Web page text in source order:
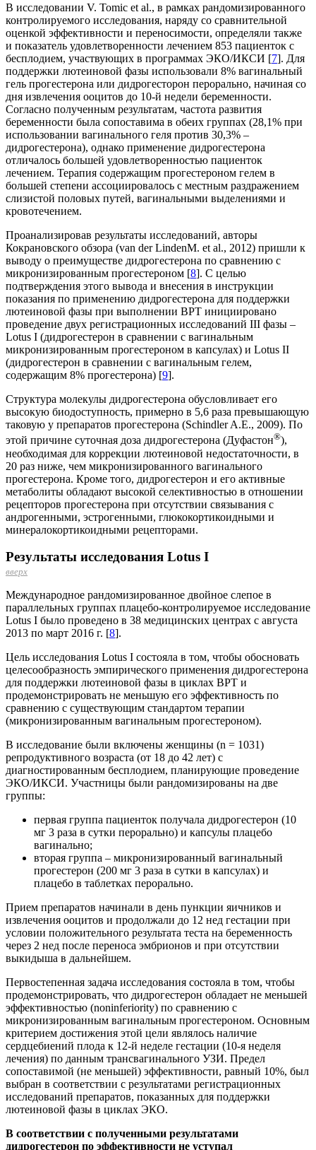
В исследовании V. Tomic et al., в рамках рандомизированного
контролируемого исследования, наряду со сравнительной
оценкой эффективности и переносимости, определяли также
и показатель удовлетворенности лечением 853 пациенток с
бесплодием, участвующих в программах ЭКО/ИКСИ [7]. Для
поддержки лютеиновой фазы использовали 8% вагинальный
гель прогестерона или дидрогесторон перорально, начиная со
дня извлечения ооцитов до 10-й недели беременности.
Согласно полученным результатам, частота развития
беременности была сопоставима в обеих группах (28,1% при
использовании вагинального геля против 30,3% –
дидрогестерона), однако применение дидрогестерона
отличалось большей удовлетворенностью пациенток
лечением. Терапия содержащим прогестероном гелем в
большей степени ассоциировалось с местным раздражением
слизистой половых путей, вагинальными выделениями и
кровотечением.
Проанализировав результаты исследований, авторы
Кокрановского обзора (van der LindenM. et al., 2012) пришли к
выводу о пре­имуществе дидрогестерона по сравнению с
микронизированным прогестероном [8]. С целью
подтверждения этого вывода и внесения в инструкции
показания по применению дидрогестерона для под­держки
лютеиновой фазы при выполнении ВРТ инициировано
проведение двух регистрационных исследований III фазы –
Lotus I (дидрогестерон в сравнении с вагинальным
микронизированным прогестероном в капсулах) и Lotus II
(дидрогестерон в сравнении с вагинальным гелем,
содержащим 8% прогестерона) [9].
Структура молекулы дидрогестерона обуслов­ливает его
высокую биодоступность, примерно в 5,6 раза превышающую
таковую у препаратов прогестерона (Schindler A.E., 2009). По
этой причине суточная доза дидрогестерона (Дуфастон®),
необходимая для коррекции лютеиновой недостаточности, в
20 раз ниже, чем микронизированного вагинального
прогестерона. Кроме того, дидрогестерон и его активные
метаболиты обладают высокой селективностью в отношении
рецепторов прогестерона при отсутствии связывания с
андрогенными, эстрогенными, глюкокортикоидными и
минералокортикоидными рецепторами.
Результаты исследования Lotus I
вверх
Международное рандомизированное двойное слепое в
параллельных группах плацебо-контро­лируемое исследование
Lotus I было проведено в 38 медицинских центрах с августа
2013 по март 2016 г. [8].
Цель исследования Lotus I состояла в том, чтобы обосновать
целесообразность эмпирического применения дидрогестерона
для поддержки лютеиновой фазы в циклах ВРТ и
продемонстрировать не меньшую его эффективность по
сравнению с существующим стандартом терапии
(микронизированным вагинальным прогестероном).
В исследование были включены женщины (n = 1031)
репродуктивного возраста (от 18 до 42 лет) с
диагностированным бесплодием, планирующие проведение
ЭКО/ИКСИ. Участницы были рандомизированы на две
группы:
первая группа пациенток получала дидрогестерон (10
мг 3 раза в сутки перорально) и капсулы плацебо
вагинально;
вторая группа – микронизированный вагинальный
прогестерон (200 мг 3 раза в сутки в капсулах) и
плацебо в таблетках перорально.
Прием препаратов начинали в день пункции яичников и
извлечения ооцитов и продолжали до 12 нед гестации при
условии положительного результата теста на беременность
через 2 нед после переноса эмбрионов и при отсутствии
выкидыша в дальнейшем.
Первостепенная задача исследования состояла в том, чтобы
продемонстрировать, что дидрогестерон обладает не меньшей
эффективностью (noninferiority) по сравнению с
микронизированным вагинальным прогестероном. Основным
критерием достижения этой цели являлось наличие
сердцебиений плода к 12-й неделе гестации (10-я неделя
лечения) по данным трансвагинального УЗИ. Предел
сопоставимой (не меньшей) эффективности, равный 10%, был
выбран в соответствии с результатами регистрационных
исследований препаратов, показанных для поддержки
лютеиновой фазы в циклах ЭКО.
В соответствии с полученными результатами
дидрогестерон по эффективности не уступал